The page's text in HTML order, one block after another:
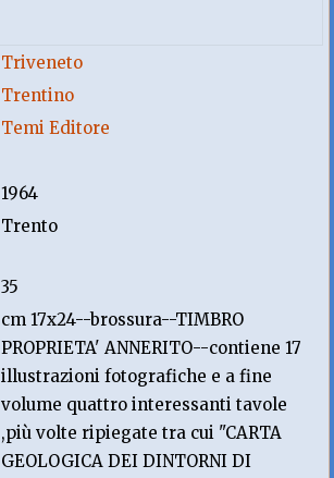
Triveneto
Trentino
Temi Editore
1964
Trento
35
cm 17x24--brossura--TIMBRO
PROPRIETA' ANNERITO--contiene 17
illustrazioni fotografiche e a fine
volume quattro interessanti tavole
,più volte ripiegate tra cui "CARTA
GEOLOGICA DEI DINTORNI DI